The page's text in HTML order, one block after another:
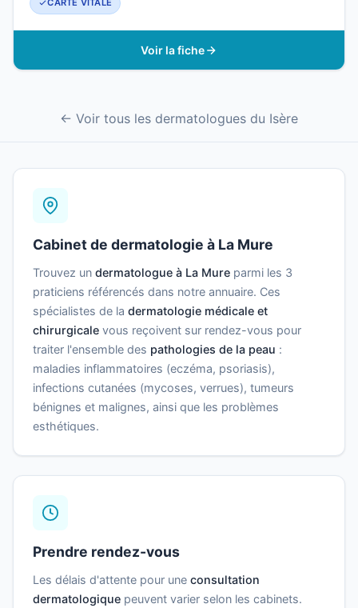
CARTE VITALE
Voir la fiche
← Voir tous les dermatologues du Isère
Cabinet de dermatologie à La Mure
Trouvez un dermatologue à La Mure parmi les 3
praticiens référencés dans notre annuaire. Ces
spécialistes de la dermatologie médicale et
chirurgicale vous reçoivent sur rendez-vous pour
traiter l'ensemble des pathologies de la peau :
maladies inflammatoires (eczéma, psoriasis),
infections cutanées (mycoses, verrues), tumeurs
bénignes et malignes, ainsi que les problèmes
esthétiques.
Prendre rendez-vous
Les délais d'attente pour une consultation
dermatologique peuvent varier selon les cabinets.